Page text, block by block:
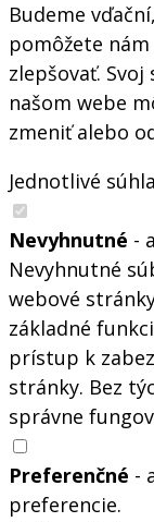
Budeme
pomôžete
zlepšovať.
našom webe
zmeniť alebo
Jednotlivé
Nevyhnutné -
Nevyhnutné
webové
základné
prístup k
stránky. Bez
správne
Preferenčné -
preferencie.